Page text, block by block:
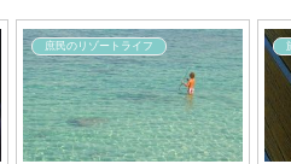
コートダジュール観光情報